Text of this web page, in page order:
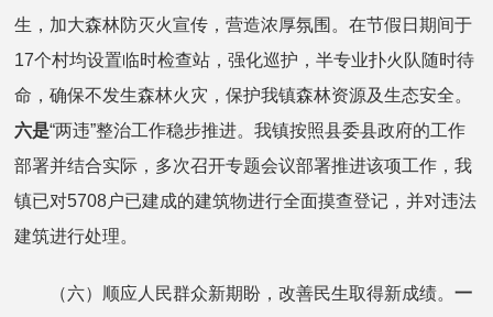
生，加大森林防灭火宣传，营造浓厚氛围。在节假日期间于
17个村均设置临时检查站，强化巡护，半专业扑火队随时待
命，确保不发生森林火灾，保护我镇森林资源及生态安全。
六是“两违”整治工作稳步推进。我镇按照县委县政府的工作
部署并结合实际，多次召开专题会议部署推进该项工作，我
镇已对5708户已建成的建筑物进行全面摸查登记，并对违法
建筑进行处理。
（六）顺应人民群众新期盼，改善民生取得新成绩。一